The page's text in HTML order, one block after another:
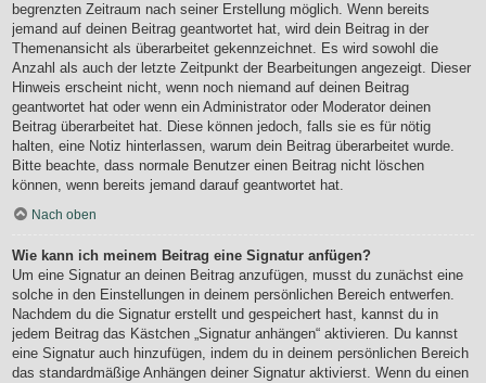
begrenzten Zeitraum nach seiner Erstellung möglich. Wenn bereits
jemand auf deinen Beitrag geantwortet hat, wird dein Beitrag in der
Themenansicht als überarbeitet gekennzeichnet. Es wird sowohl die
Anzahl als auch der letzte Zeitpunkt der Bearbeitungen angezeigt. Dieser
Hinweis erscheint nicht, wenn noch niemand auf deinen Beitrag
geantwortet hat oder wenn ein Administrator oder Moderator deinen
Beitrag überarbeitet hat. Diese können jedoch, falls sie es für nötig
halten, eine Notiz hinterlassen, warum dein Beitrag überarbeitet wurde.
Bitte beachte, dass normale Benutzer einen Beitrag nicht löschen
können, wenn bereits jemand darauf geantwortet hat.
Nach oben
Wie kann ich meinem Beitrag eine Signatur anfügen?
Um eine Signatur an deinen Beitrag anzufügen, musst du zunächst eine
solche in den Einstellungen in deinem persönlichen Bereich entwerfen.
Nachdem du die Signatur erstellt und gespeichert hast, kannst du in
jedem Beitrag das Kästchen „Signatur anhängen“ aktivieren. Du kannst
eine Signatur auch hinzufügen, indem du in deinem persönlichen Bereich
das standardmäßige Anhängen deiner Signatur aktivierst. Wenn du einen